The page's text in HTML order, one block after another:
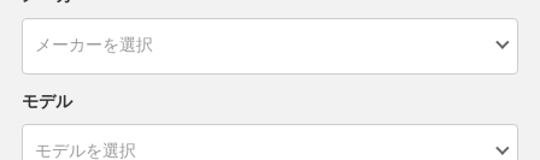
モデル